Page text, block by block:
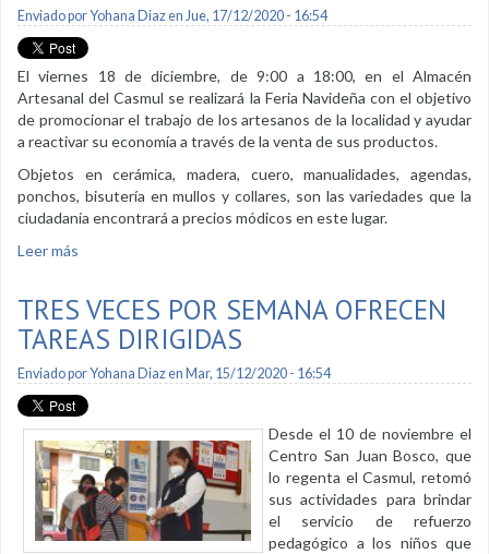
Enviado porYohana Diazen Jue, 17/12/2020 - 16:54
El viernes 18 de diciembre, de 9:00 a 18:00, en el Almacén
Artesanal del Casmul se realizará la Feria Navideña con el objetivo
de promocionar el trabajo de los artesanos de la localidad y ayudar
a reactivar su economía a través de la venta de sus productos.
Objetos en cerámica, madera, cuero, manualidades, agendas,
ponchos, bisutería en mullos y collares, son las variedades que la
ciudadanía encontrará a precios módicos en este lugar.
Leer más
TRES VECES POR SEMANA OFRECEN
TAREAS DIRIGIDAS
Enviado porYohana Diazen Mar, 15/12/2020 - 16:54
Desde el 10 de noviembre el
Centro San Juan Bosco, que
lo regenta el Casmul, retomó
sus actividades para brindar
el servicio de refuerzo
pedagógico a los niños que